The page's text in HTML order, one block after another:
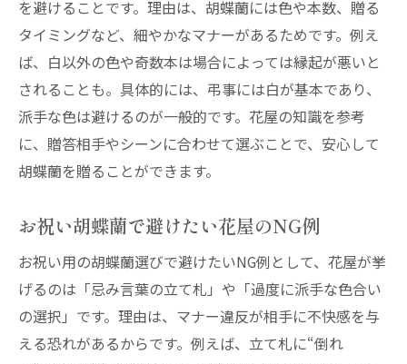
を避けることです。理由は、胡蝶蘭には色や本数、贈る
タイミングなど、細やかなマナーがあるためです。例え
ば、白以外の色や奇数本は場合によっては縁起が悪いと
されることも。具体的には、弔事には白が基本であり、
派手な色は避けるのが一般的です。花屋の知識を参考
に、贈答相手やシーンに合わせて選ぶことで、安心して
胡蝶蘭を贈ることができます。
お祝い胡蝶蘭で避けたい花屋のNG例
お祝い用の胡蝶蘭選びで避けたいNG例として、花屋が挙
げるのは「忌み言葉の立て札」や「過度に派手な色合い
の選択」です。理由は、マナー違反が相手に不快感を与
える恐れがあるからです。例えば、立て札に“倒れ